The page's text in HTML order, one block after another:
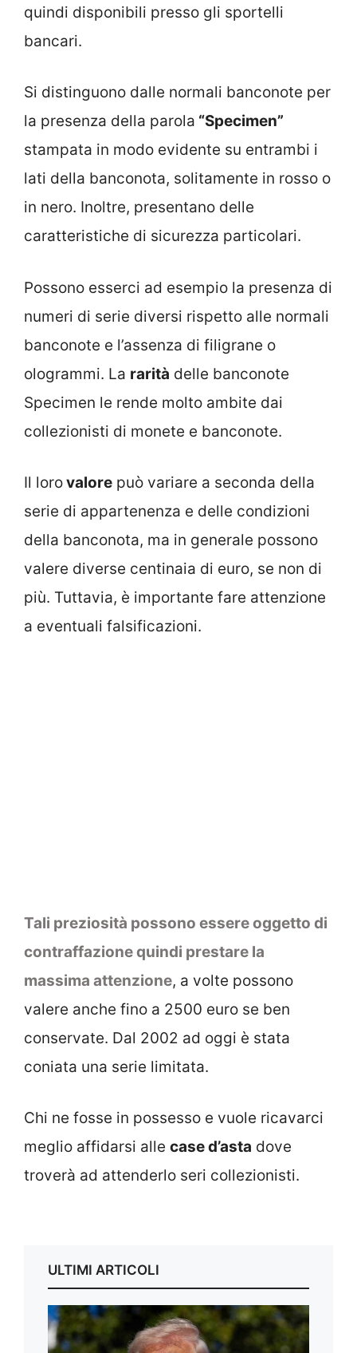
quindi disponibili presso gli sportelli
bancari.
Si distinguono dalle normali banconote per
la presenza della parola “Specimen”
stampata in modo evidente su entrambi i
lati della banconota, solitamente in rosso o
in nero. Inoltre, presentano delle
caratteristiche di sicurezza particolari.
Possono esserci ad esempio la presenza di
numeri di serie diversi rispetto alle normali
banconote e l’assenza di filigrane o
ologrammi. La rarità delle banconote
Specimen le rende molto ambite dai
collezionisti di monete e banconote.
Il lorovalore può variare a seconda della
serie di appartenenza e delle condizioni
della banconota, ma in generale possono
valere diverse centinaia di euro, se non di
più. Tuttavia, è importante fare attenzione
a eventuali falsificazioni.
Tali preziosità possono essere oggetto di
contraffazione quindi prestare la
massima attenzione, a volte possono
valere anche fino a 2500 euro se ben
conservate. Dal 2002 ad oggi è stata
coniata una serie limitata.
Chi ne fosse in possesso e vuole ricavarci
meglio affidarsi alle case d’asta dove
troverà ad attenderlo seri collezionisti.
ULTIMI ARTICOLI